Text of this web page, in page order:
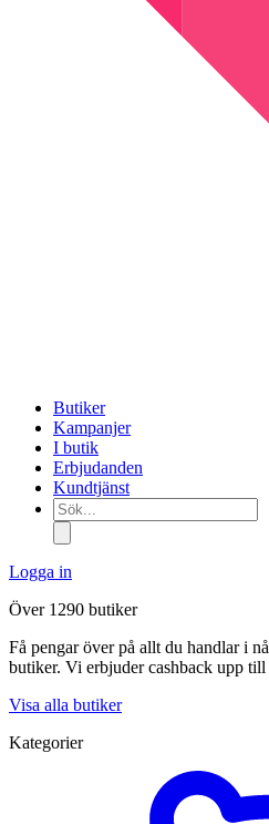
Butiker
Kampanjer
I butik
Erbjudanden
Kundtjänst
Sök...
Logga in
Över 1290 butiker
Få pengar över på allt du handlar i
butiker. Vi erbjuder cashback upp
Visa alla butiker
Kategorier